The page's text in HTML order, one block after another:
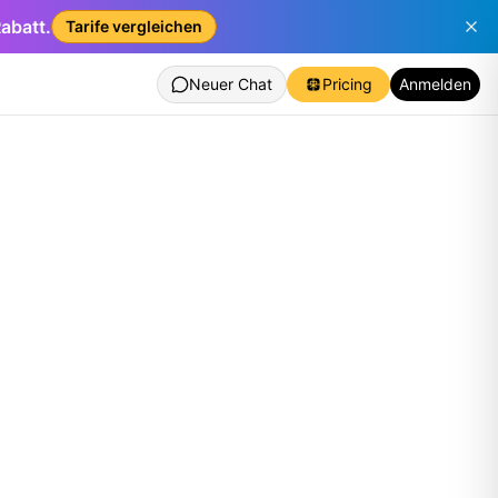
Tarife vergleichen
Neuer Chat Pricing Anmelden